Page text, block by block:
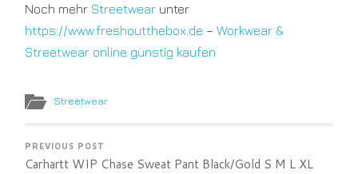
Noch mehr Streetwear unter
https://www.freshoutthebox.de –Workwear &
Streetwear online günstig kaufen
Streetwear
PREVIOUS POST
Carhartt WIP Chase Sweat Pant Black/Gold S M L XL